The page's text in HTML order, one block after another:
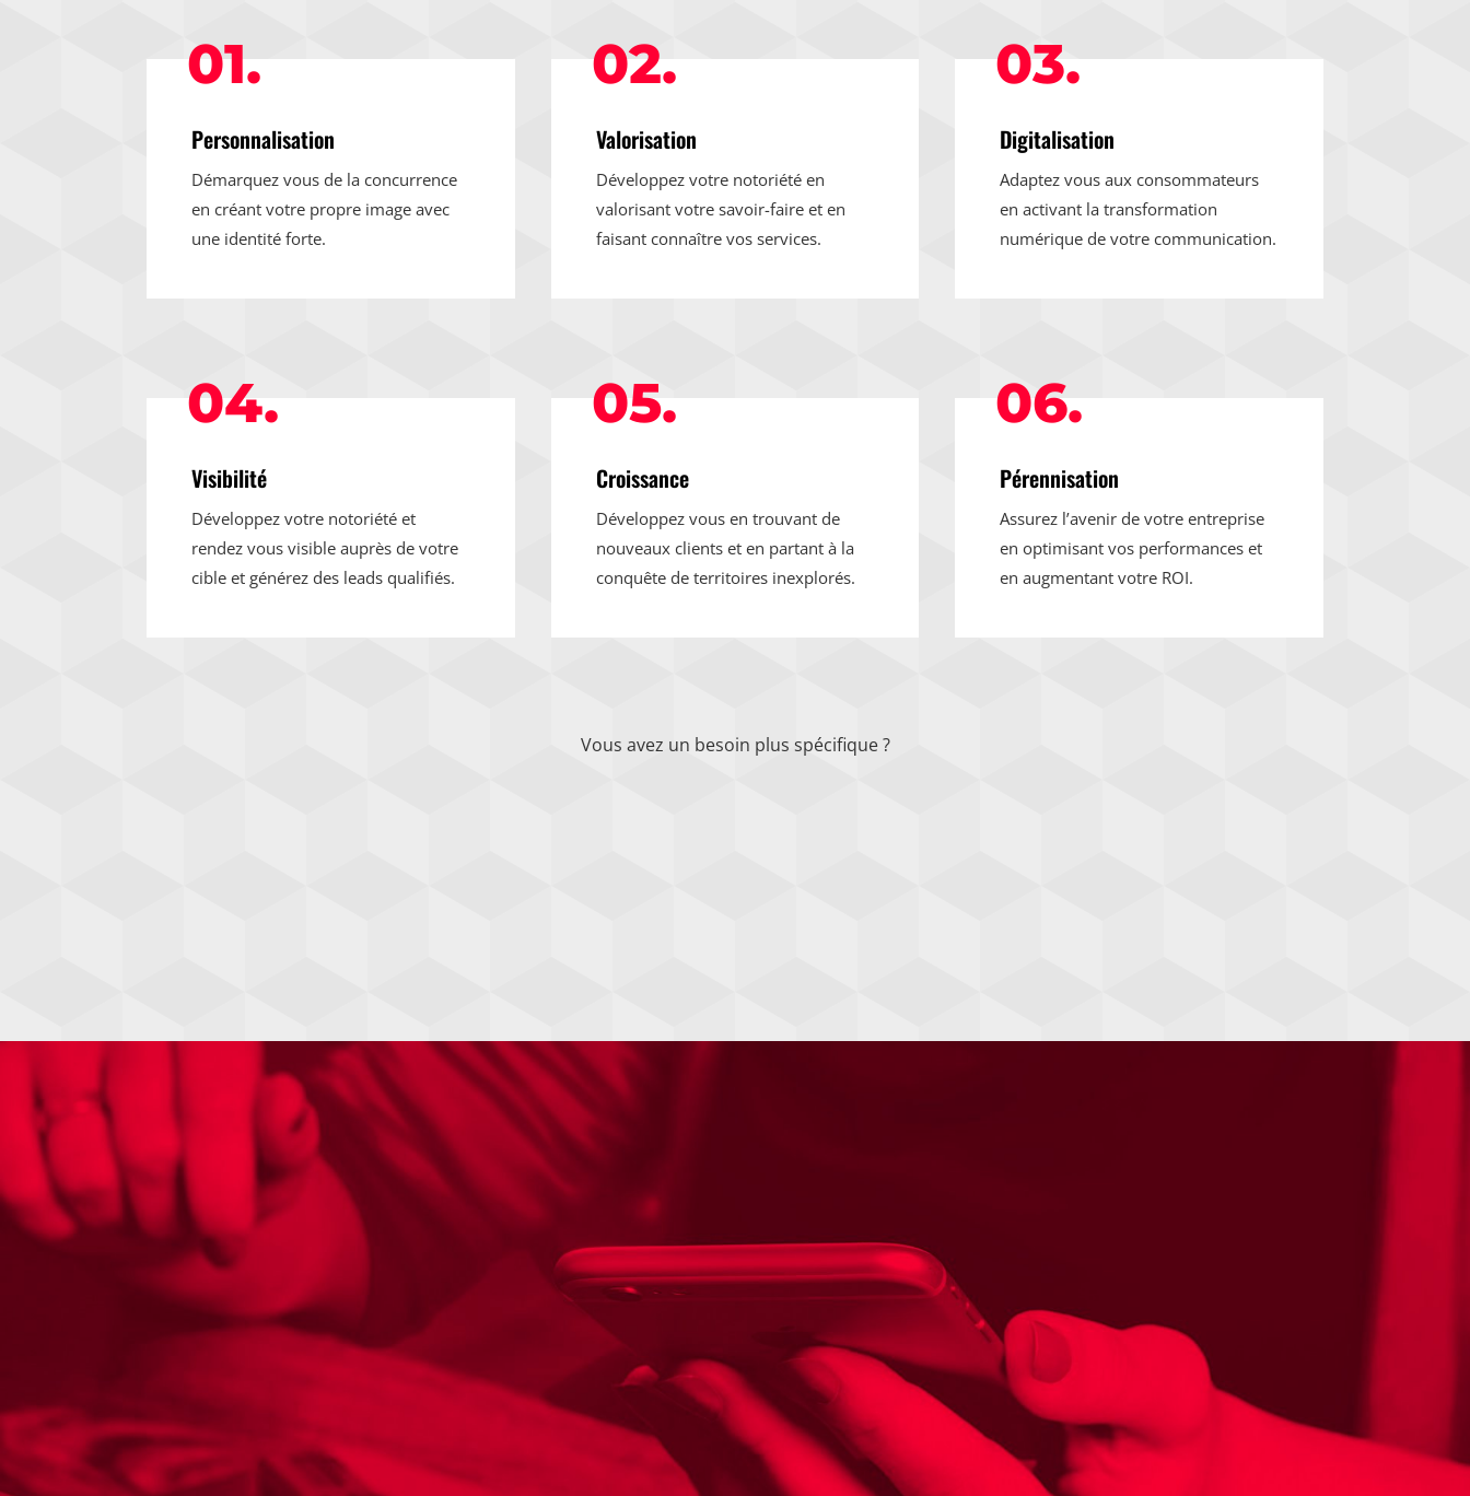
01.
Personnalisation
Démarquez vous de la concurrence
en créant votre propre image avec
une identité forte.
02.
Valorisation
Développez votre notoriété en
valorisant votre savoir-faire et en
faisant connaître vos services.
03.
Digitalisation
Adaptez vous aux consommateurs
en activant la transformation
numérique de votre communication.
04.
Visibilité
Développez votre notoriété et
rendez vous visible auprès de votre
cible et générez des leads qualifiés.
05.
Croissance
Développez vous en trouvant de
nouveaux clients et en partant à la
conquête de territoires inexplorés.
06.
Pérennisation
Assurez l’avenir de votre entreprise
en optimisant vos performances et
en augmentant votre ROI.
Vous avez un besoin plus spécifique ?